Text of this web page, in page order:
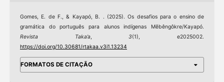
Gomes, E. de F., & Kayapó, B. . (2025). Os desafios para o ensino de
gramática do português para alunos indígenas Mẽbêngôkre/Kayapó.
Revista Taka’a,3(1), e2025002.
https://doi.org/10.30681/rtakaa.v3i1.13234
FORMATOS DE CITAÇÃO